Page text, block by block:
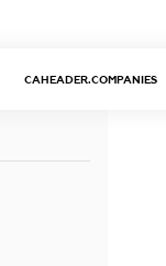
CAHEADER.COMPANIES